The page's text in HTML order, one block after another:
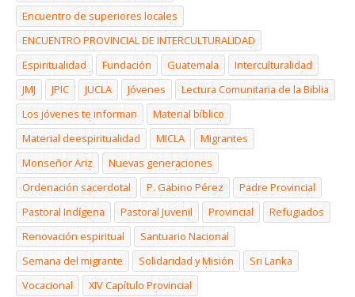
Encuentro de superiores locales
ENCUENTRO PROVINCIAL DE INTERCULTURALIDAD
Espiritualidad
Fundación Guatemala
Interculturalidad
JMJ
JPIC JUCLA Jóvenes
Lectura Comunitaria de la Biblia
Los jóvenes te informan
Material bíblico
Material deespiritualidad
MICLA
Migrantes
Monseñor Ariz
Nuevas generaciones
Ordenación sacerdotal
P. Gabino Pérez
Padre Provincial
Pastoral Indígena
Pastoral Juvenil Provincial
Refugiados
Renovación espiritual
Santuario Nacional
Semana del migrante
Solidaridad y Misión
Sri Lanka
Vocacional
XIV Capítulo Provincial